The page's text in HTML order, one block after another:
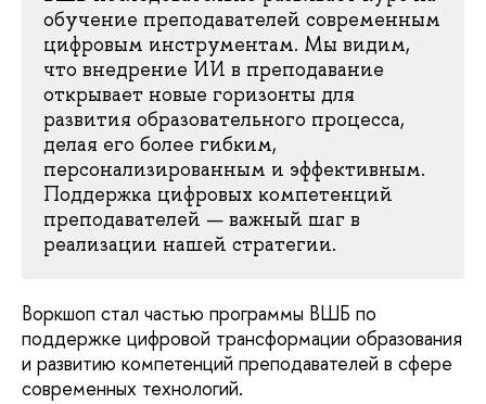
обучение преподавателей современным
цифровым инструментам. Мы видим,
что внедрение ИИ в преподавание
открывает новые горизонты для
развития образовательного процесса,
делая его более гибким,
персонализированным и эффективным.
Поддержка цифровых компетенций
преподавателей — важный шаг в
реализации нашей стратегии.
Воркшоп стал частью программы ВШБ по
поддержке цифровой трансформации образования
и развитию компетенций преподавателей в сфере
современных технологий.